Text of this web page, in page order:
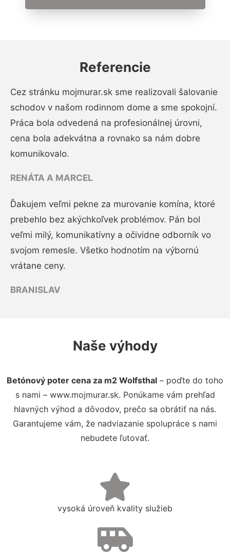
Referencie
Cez stránku mojmurar.sk sme realizovali šalovanie
schodov v našom rodinnom dome a sme spokojní.
Práca bola odvedená na profesionálnej úrovni,
cena bola adekvátna a rovnako sa nám dobre
komunikovalo.
RENÁTA A MARCEL
Ďakujem veľmi pekne za murovanie komína, ktoré
prebehlo bez akýchkoľvek problémov. Pán bol
veľmi milý, komunikatívny a očividne odborník vo
svojom remesle. Všetko hodnotím na výbornú
vrátane ceny.
BRANISLAV
Naše výhody
Betónový poter cena za m2 Wolfsthal – poďte do toho
s nami – www.mojmurar.sk. Ponúkame vám prehľad
hlavných výhod a dôvodov, prečo sa obrátiť na nás.
Garantujeme vám, že nadviazanie spolupráce s nami
nebudete ľutovať.
vysoká úroveň kvality služieb